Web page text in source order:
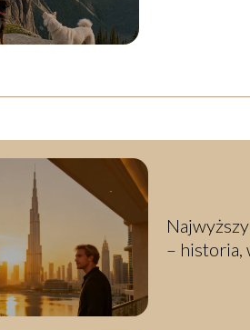
– historia,